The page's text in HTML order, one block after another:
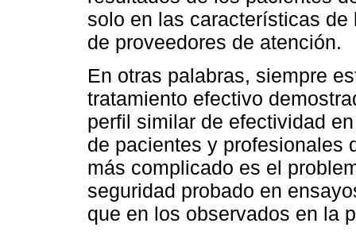
solo en las características
de proveedores de atención.
En otras palabras, siempre
tratamiento efectivo
perfil similar de efectividad
de pacientes y profesionales
más complicado es el
seguridad probado en
que en los observados en la